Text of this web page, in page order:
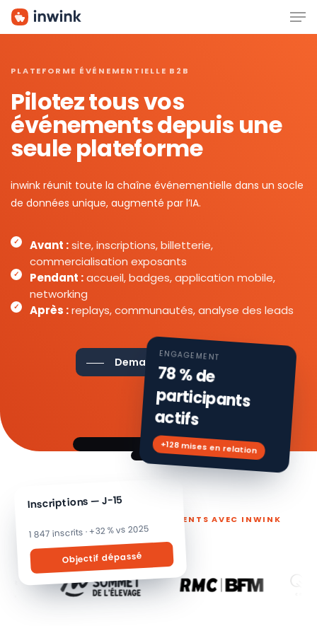
Skip
PLATEFORME ÉVÉNEMENTIELLE B2B
Pilotez tous vos
événements depuis une
seule plateforme
inwink réunit toute la chaîne événementielle dans un socle
de données unique, augmenté par l’IA.
Avant :site, inscriptions, billetterie,
commercialisation exposants
Pendant :accueil, badges, application mobile,
networking
Après :replays, communautés, analyse des leads
Demander une démo
Inscriptions — J-15
1 847 inscrits · +32 % vs 2025
Objectif dépassé
ENGAGEMENT
78 % de
participants
actifs
+128 mises en relation
ILS PILOTENT LEURS ÉVÉNEMENTS AVEC INWINK